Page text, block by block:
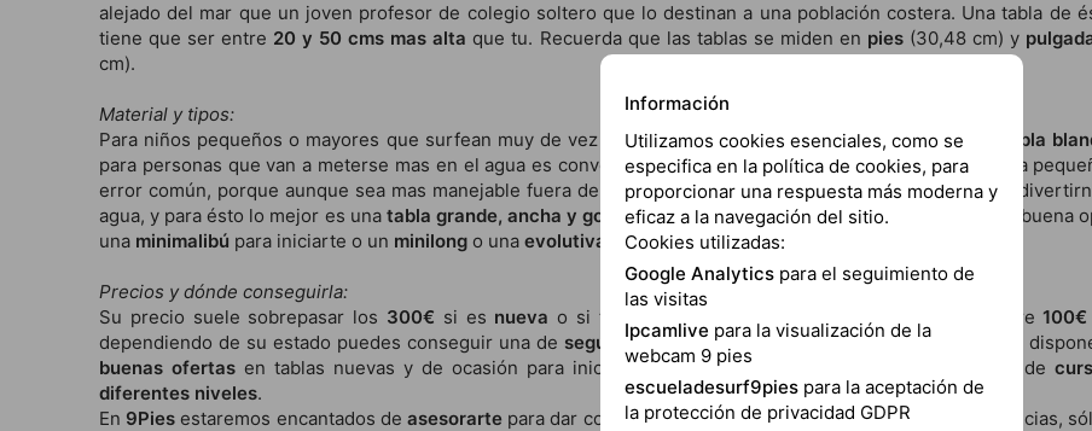
alejado del mar que un joven profesor de colegio soltero que lo destinan a una población costera. Una tabla de
tiene que ser entre 20 y 50 cms mas alta que tu. Recuerda que las tablas se miden en pies(30,48 cm) y
cm).
Material y tipos:
Para niños pequeños o mayores que surfean muy de vez en cuando puede ser suficiente comprar una
tabla
para personas que van a meterse mas en el agua es conveniente una deepoxy o de foam. Elegir una tabla
error común, porque aunque sea mas manejable fuera del agua y quepa en el coche lo que buscamos es
agua, y para ésto lo mejor es una tabla grande, ancha y gordaque tengabuena remada y estabilidad
. Una buena
una minimalibú para iniciarte o un minilong o una evolutiva para progresar.
Precios y dónde conseguirla:
Su precio suele sobrepasar los 300€ si es nueva o si tienes un presupuesto limitado en internet entre
dependiendo de su estado puedes conseguir una de segunda mano. En nuestra tienda de surf dEl Palmar
buenas ofertasen tablas nuevas y de ocasión para iniciarte o mejorar tu nivel, además por supuesto de
diferentes niveles.
En 9Pies estaremos encantados deasesorarte para dar con la mejor solución que se adapte a tus circustancias,
Información
Utilizamos cookies esenciales, como se
especifica en la política de cookies, para
proporcionar una respuesta más moderna y
eficaz a la navegación del sitio.
Cookies utilizadas:
Google Analytics para el seguimiento de
las visitas
Ipcamlive para la visualización de la
webcam 9 pies
escueladesurf9pies para la aceptación de
la protección de privacidad GDPR